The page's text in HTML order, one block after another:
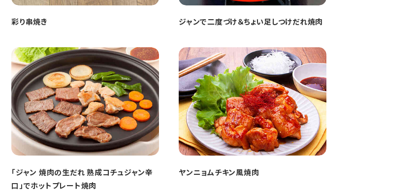
彩り串焼き ジャンで二度づけ＆ちょい足しつけだれ焼肉
「ジャン 焼肉の生だれ 熟成コチュジャン辛
口」でホットプレート焼肉
ヤンニョムチキン風焼肉